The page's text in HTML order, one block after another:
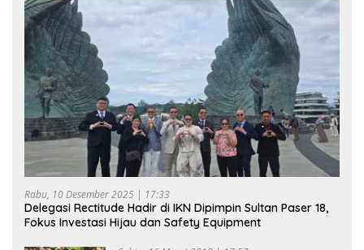
Rabu, 10 Desember 2025 | 17:33
Delegasi Rectitude Hadir di IKN Dipimpin Sultan Paser 18,
Fokus Investasi Hijau dan Safety Equipment